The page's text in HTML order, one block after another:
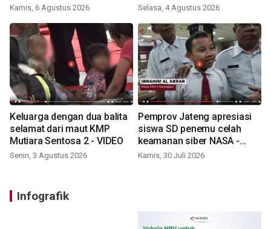
Kamis, 6 Agustus 2026 Selasa, 4 Agustus 2026
Keluarga dengan dua balita
selamat dari maut KMP
Mutiara Sentosa 2 - VIDEO
Senin, 3 Agustus 2026
Pemprov Jateng apresiasi
siswa SD penemu celah
keamanan siber NASA -
VIDEO
Kamis, 30 Juli 2026
Infografik